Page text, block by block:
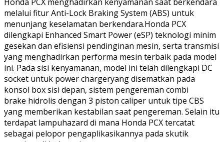
melalui fitur Anti-Lock Braking System (ABS) untuk
menunjang keselamatan berkendara.Honda PCX
dilengkapi Enhanced Smart Power (eSP) teknologi minim
gesekan dan efisiensi pendinginan mesin, serta transmisi
yang menghadirkan performa mesin terbaik pada model
ini. Pada sisi kenyamanan, model ini telah dilengkapi DC
socket untuk power chargeryang disematkan pada
konsol box sisi depan, sistem pengereman combi
brake hidrolis dengan 3 piston caliper untuk tipe CBS
yang memberikan kestabilan saat pengereman. Selain itu
terdapat lampuhazard di mana Honda PCX tercatat
sebagai pelopor pengaplikasikannya pada skutik